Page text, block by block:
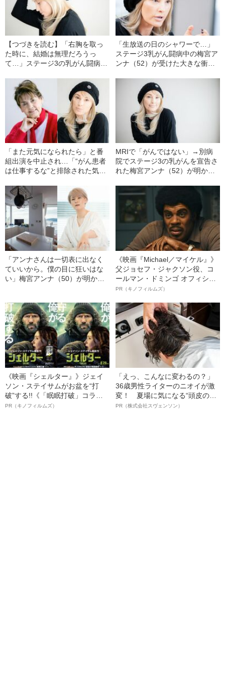
【つづきを読む】「右胸を取っ
た時に、結婚は無理だろうっ
て…」ステージ3の乳がん闘病中
も“通い婚”を決めたワケ
「生放送の日のシャワーで…」
ステージ3乳がん闘病中の梅宮ア
ンナ（52）が受けた大きな衝撃
「また元気になられたら」と番
組出演を中止され…「“がん患者
は仕事するな”と排除された気持
る、がん治療と仕事のリアル
MRIで「がんではない」→別病
院でステージ3の乳がんを宣告さ
れた梅宮アンナ（52）が明か
っては人が死にますよって…」
「アンナさんは一切表に出なく
ていいから。僕の目に狂いはな
い」梅宮アンナ（50）が明か
《映画『Michael／マイケル』》
父ジョセフ・ジャクソン役、コ
ールマン・ドミンゴ オフィシャ
ルインタビュー“観客を魅了した
語る”《日本興収70億円突破》
PR（キノフィルムズ）
《映画『シェルター』》ジェイ
ソン・ステイサムがお盆を“打
破”する!!《「眠眠打破」コラ
ボ》
PR（キノフィルムズ）
「えっ、こんなに変わるの？」
36歳男性ライターのニオイが激
変！ 夏場に気になる“頭皮のニ
オイ”や“ベタつき”を解消す
PR（株式会社スヴェンソン）